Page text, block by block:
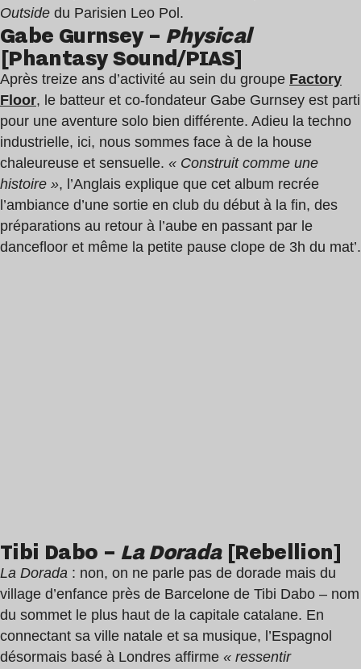
Outside du Parisien Leo Pol.
Gabe Gurnsey – Physical
[Phantasy Sound/PIAS]
Après treize ans d’activité au sein du groupe Factory
Floor, le batteur et co-fondateur Gabe Gurnsey est parti
pour une aventure solo bien différente. Adieu la techno
industrielle, ici, nous sommes face à de la house
chaleureuse et sensuelle. « Construit comme une
histoire », l’Anglais explique que cet album recrée
l’ambiance d’une sortie en club du début à la fin, des
préparations au retour à l’aube en passant par le
dancefloor et même la petite pause clope de 3h du mat’.
Tibi Dabo – La Dorada[Rebellion]
La Dorada : non, on ne parle pas de dorade mais du
village d’enfance près de Barcelone de Tibi Dabo – nom
du sommet le plus haut de la capitale catalane. En
connectant sa ville natale et sa musique, l’Espagnol
désormais basé à Londres affirme « ressentir